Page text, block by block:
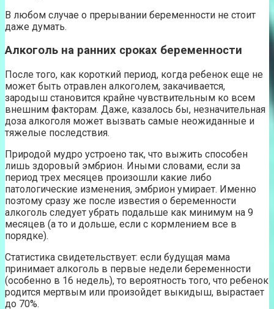
В любом случае о прерывании беременности не стоит
даже думать.
Алкоголь на ранних сроках беременности
После того, как короткий период, когда ребенок еще не
может быть отравлен алкоголем, закачивается,
зародыш становится крайне чувствительным ко всем
внешним факторам. Даже, казалось бы, незначительная
доза алкоголя может вызвать самые неожиданные и
тяжелые последствия.
Природой мудро устроено так, что выжить способен
лишь здоровый эмбрион. Иными словами, если за
период трех месяцев произошли какие либо
патологические изменения, эмбрион умирает. Именно
поэтому сразу же после известия о беременности
алкоголь следует убрать подальше как минимум на 9
месяцев (а то и дольше, если с кормлением все в
порядке).
Статистика свидетельствует: если будущая мама
принимает алкоголь в первые недели беременности
(особенно в 16 недель), то вероятность того, что ребенок
родится мертвым или произойдет выкидыш, вырастает
до 70%.